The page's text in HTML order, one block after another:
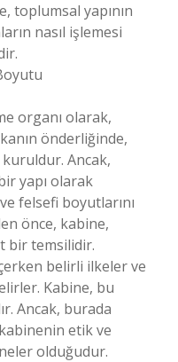
toplumsal yapının
nasıl işlemesi
organı olarak,
önderliğinde,
Ancak,
yapı olarak
felsefi boyutlarını
önce, kabine,
bir temsilidir.
belirli ilkeler ve
Kabine, bu
Ancak, burada
etik ve
olduğudur.